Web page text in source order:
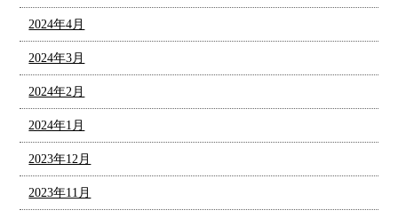
2024年4月
2024年3月
2024年2月
2024年1月
2023年12月
2023年11月